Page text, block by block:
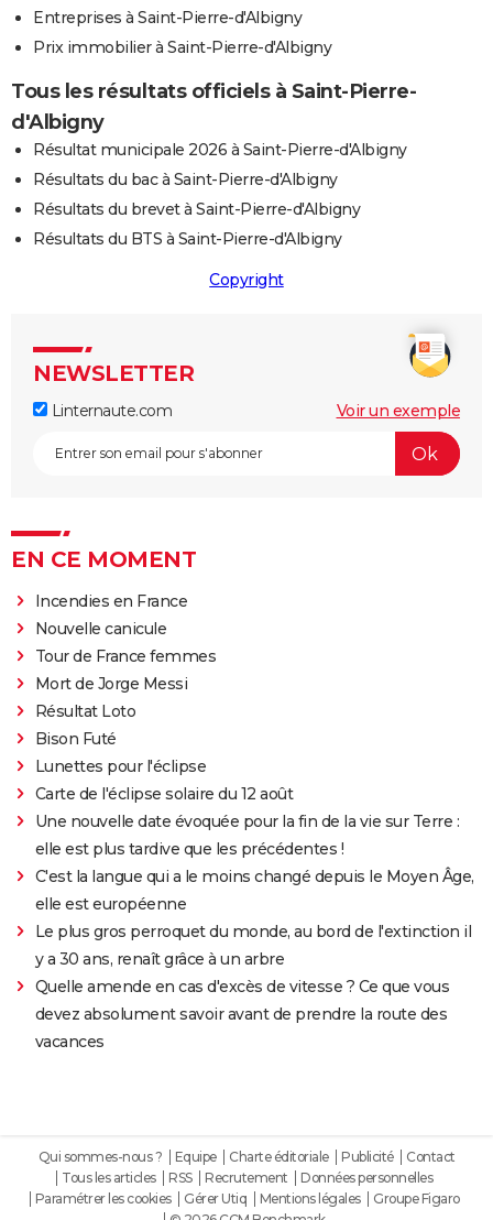
Entreprises à Saint-Pierre-d'Albigny
Prix immobilier à Saint-Pierre-d'Albigny
Tous les résultats officiels à Saint-Pierre-
d'Albigny
Résultat municipale 2026 à Saint-Pierre-d'Albigny
Résultats du bac à Saint-Pierre-d'Albigny
Résultats du brevet à Saint-Pierre-d'Albigny
Résultats du BTS à Saint-Pierre-d'Albigny
Copyright
NEWSLETTER
Linternaute.com Voir un exemple
EN CE MOMENT
Incendies en France
Nouvelle canicule
Tour de France femmes
Mort de Jorge Messi
Résultat Loto
Bison Futé
Lunettes pour l'éclipse
Carte de l'éclipse solaire du 12 août
Une nouvelle date évoquée pour la fin de la vie sur Terre :
elle est plus tardive que les précédentes !
C'est la langue qui a le moins changé depuis le Moyen Âge,
elle est européenne
Le plus gros perroquet du monde, au bord de l'extinction il
y a 30 ans, renaît grâce à un arbre
Quelle amende en cas d'excès de vitesse ? Ce que vous
devez absolument savoir avant de prendre la route des
vacances
Qui sommes-nous ? Equipe Charte éditoriale Publicité
Contact
Tous les articles
RSS Recrutement
Données personnelles
Paramétrer les cookies
Gérer Utiq Mentions légales
Groupe Figaro